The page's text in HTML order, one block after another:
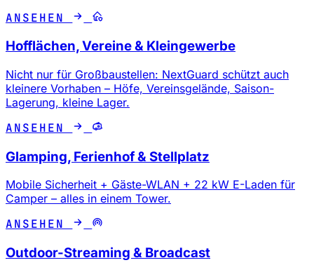
ANSEHEN
Hofflächen, Vereine & Kleingewerbe
Nicht nur für Großbaustellen: NextGuard schützt auch
kleinere Vorhaben – Höfe, Vereinsgelände, Saison-
Lagerung, kleine Lager.
ANSEHEN
Glamping, Ferienhof & Stellplatz
Mobile Sicherheit + Gäste-WLAN + 22 kW E-Laden für
Camper – alles in einem Tower.
ANSEHEN
Outdoor-Streaming & Broadcast